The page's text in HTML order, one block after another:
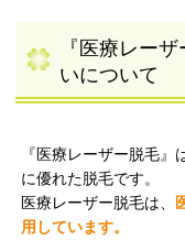
『医療レー
いについて
『医療レーザー脱毛
に優れた脱毛です。
医療レーザー脱毛は、
用しています。